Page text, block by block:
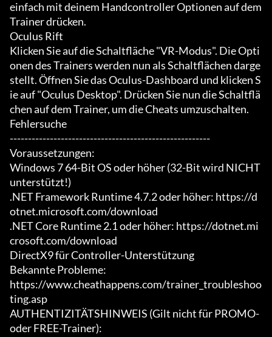
einfach mit deinem Handcontroller Optionen auf dem
Trainer drücken.
Oculus Rift
Klicken Sie auf die Schaltfläche "VR-Modus". Die Opti
onen des Trainers werden nun als Schaltflächen darge
stellt. Öffnen Sie das Oculus-Dashboard und klicken S
ie auf "Oculus Desktop". Drücken Sie nun die Schaltflä
chen auf dem Trainer, um die Cheats umzuschalten.
Fehlersuche
-------------------------------------------------------
Voraussetzungen:
Windows 7 64-Bit OS oder höher (32-Bit wird NICHT
unterstützt!)
.NET Framework Runtime 4.7.2 oder höher: https://d
otnet.microsoft.com/download
.NET Core Runtime 2.1 oder höher: https://dotnet.mi
crosoft.com/download
DirectX9 für Controller-Unterstützung
Bekannte Probleme:
https://www.cheathappens.com/trainer_troubleshoo
ting.asp
AUTHENTIZITÄTSHINWEIS (Gilt nicht für PROMO-
oder FREE-Trainer):